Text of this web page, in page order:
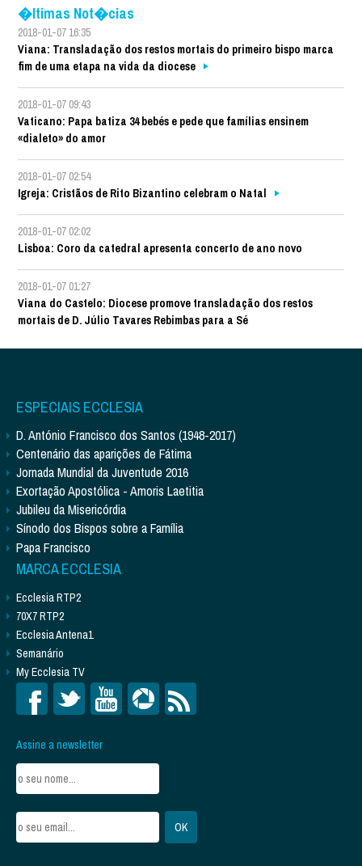
�ltimas Not�cias
2018-01-07 16:35
Viana: Transladação dos restos mortais do primeiro bispo marca
fim de uma etapa na vida da diocese
2018-01-07 09:43
Vaticano: Papa batiza 34 bebés e pede que famílias ensinem
«dialeto» do amor
2018-01-07 02:54
Igreja: Cristãos de Rito Bizantino celebram o Natal
2018-01-07 02:02
Lisboa: Coro da catedral apresenta concerto de ano novo
2018-01-07 01:27
Viana do Castelo: Diocese promove transladação dos restos
mortais de D. Júlio Tavares Rebimbas para a Sé
ESPECIAIS ECCLESIA
D. António Francisco dos Santos (1948-2017)
Centenário das aparições de Fátima
Jornada Mundial da Juventude 2016
Exortação Apostólica - Amoris Laetitia
Jubileu da Misericórdia
Sínodo dos Bispos sobre a Família
Papa Francisco
MARCA ECCLESIA
Ecclesia RTP2
70X7 RTP2
Ecclesia Antena1
Semanário
My Ecclesia TV
Assine a newsletter